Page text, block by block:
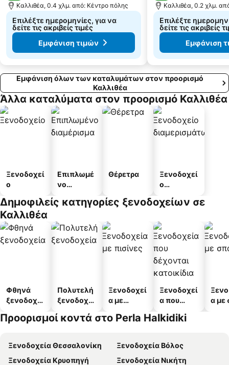
Καλλιθέα, 0.4 χλμ. από: Κέντρο πόλης
Επιλέξτε ημερομηνίες, για να
δείτε τις ακριβείς τιμές
Εμφάνιση τιμών
Καλλιθέα, 0.2 χλμ.
Επιλέξτε
δείτε τις ακριβείς
Εμφάνιση
Εμφάνιση όλων των καταλυμάτων στον προορισμό
Καλλιθέα
Άλλα καταλύματα στον προορισμό Καλλιθέα
Ξενοδοχεί
ο
Επιπλωμέ
νο
α
Θέρετρα
Ξενοδοχεί
ο
άτων
Δημοφιλείς κατηγορίες ξενοδοχείων σε
Καλλιθέα
Φθηνά
ξενοδοχεί
Πολυτελή
ξενοδοχεί
Ξενοδοχεί
α με
Ξενοδοχεί
α που
κατοικίδι
α με
Προορισμοί κοντά στο Perla Halkidiki
Ξενοδοχεία Θεσσαλονίκη
Ξενοδοχεία Βόλος
Ξενοδοχεία Κρυοπηγή
Ξενοδοχεία Νικήτη